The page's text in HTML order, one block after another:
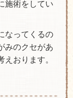
施術をしてい
なってくるの
みのクセがあ
おります。